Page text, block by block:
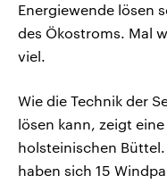
Energiewende lösen
des Ökostroms. Mal
viel.
Wie die Technik der
lösen kann, zeigt
holsteinischen
haben sich 15